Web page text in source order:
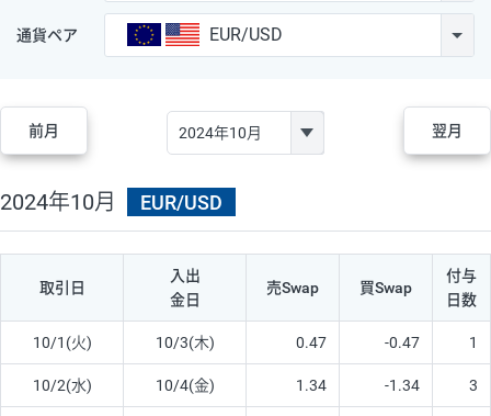
通貨ペア EUR/USD
前月 翌月
2024年10月 EUR/USD
取引日
入出
金日
売Swap 買Swap
付与
日数
10/1(火) 10/3(木) 0.47 -0.47 1
10/2(水) 10/4(金) 1.34 -1.34 3